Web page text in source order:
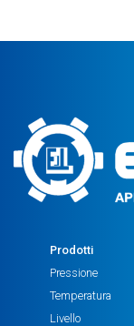
Prodotti
Pressione
Temperatura
Livello